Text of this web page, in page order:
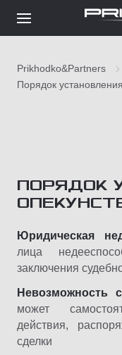
Prikhodko&Partners
Порядок
ПОРЯДОК
Юридическая
лица
заключения
Невозможность
может
действия,
сделки